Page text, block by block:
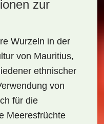
zur
Wurzeln in der
von Mauritius,
ethnischer
von
für die
Meeresfrüchte